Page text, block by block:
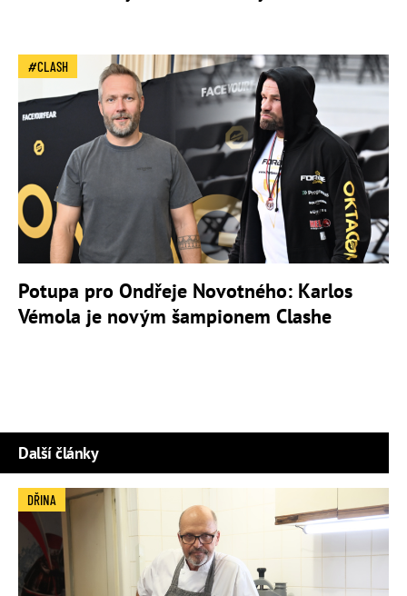
CLASH
Potupa pro Ondřeje Novotného: Karlos
Vémola je novým šampionem Clashe
Další články
DŘINA